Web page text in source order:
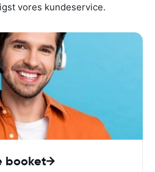
vores kundeservice.
booket